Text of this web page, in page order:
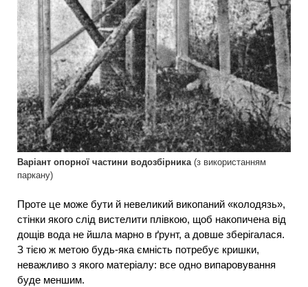
Варіант опорної частини водозбірника (з використанням
паркану)
Проте це може бути й невеликий викопаний «колодязь»,
стінки якого слід вистелити плівкою, щоб накопичена від
дощів вода не йшла марно в ґрунт, а довше зберігалася.
З тією ж метою будь-яка ємність потребує кришки,
неважливо з якого матеріалу: все одно випаровування
буде меншим.